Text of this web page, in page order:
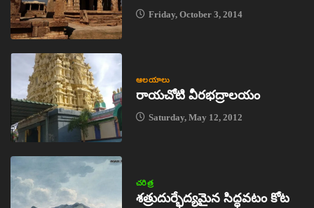
Friday, October 3, 2014
ఆలయాలు
రాయచోటి వీరభద్రాలయం
Saturday, May 12, 2012
చరిత్ర
శత్రుదుర్భేద్యమైన సిద్ధవటం కోట